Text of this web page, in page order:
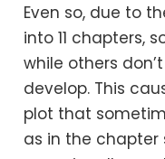
Even so, due to
into 11 chapters,
while others
develop. This
plot that
as in the chapter